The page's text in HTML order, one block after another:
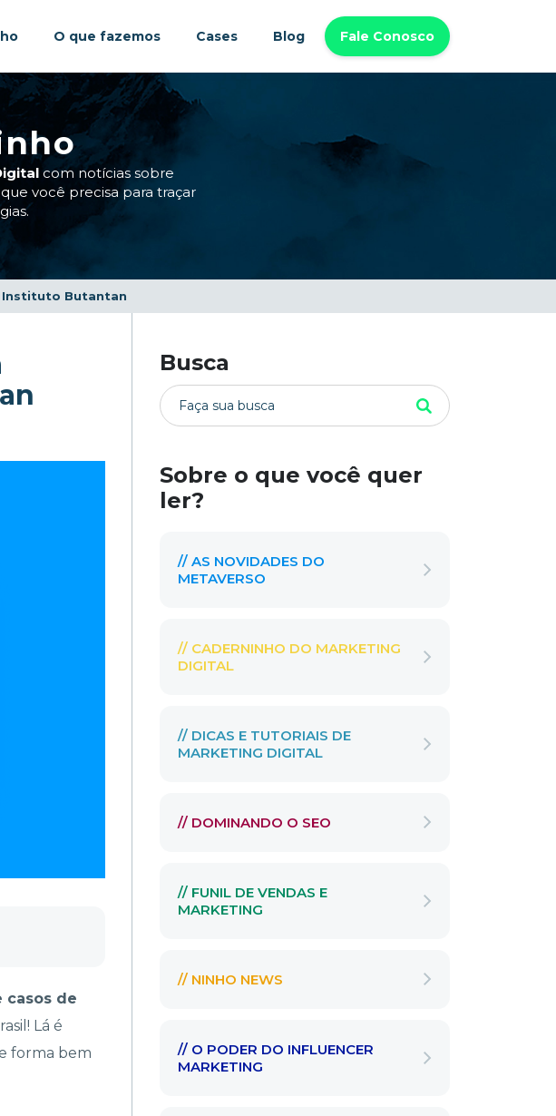
O que fazemos Cases Blog Fale Conosco
com notícias sobre
você precisa para traçar
Instituto Butantan
casos de
Lá é
forma bem
Busca
Sobre o que você quer
ler?
// AS NOVIDADES DO
METAVERSO
// CADERNINHO DO MARKETING
DIGITAL
// DICAS E TUTORIAIS DE
MARKETING DIGITAL
// DOMINANDO O SEO
// FUNIL DE VENDAS E
MARKETING
// NINHO NEWS
// O PODER DO INFLUENCER
MARKETING